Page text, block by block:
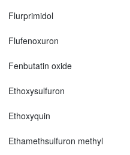
Flurprimidol
Flufenoxuron
Fenbutatin oxide
Ethoxysulfuron
Ethoxyquin
Ethamethsulfuron methyl